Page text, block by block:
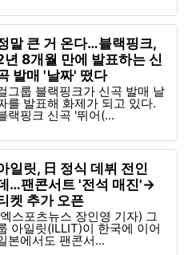
말 큰 거 온다…블랙핑크,
년 8개월 만에 발표하는 신
발매 '날짜' 떴다
그룹 블랙핑크가 신곡 발매 날
를 발표해 화제가 되고 있다.
랙핑크 신곡 '뛰어(...
일릿, 日 정식 데뷔 전인
…팬콘서트 '전석 매진'→
켓 추가 오픈
스포츠뉴스 장인영 기자) 그
아일릿(ILLIT)이 한국에 이어
본에서도 팬콘서...